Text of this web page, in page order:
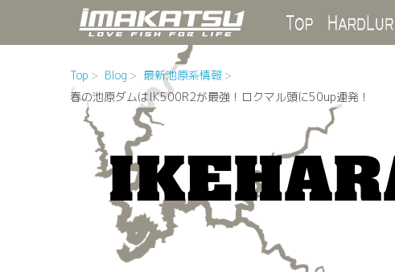
Top
Top Blog
最新池原系情報
春の池原ダムはIK500R2が最強！ロクマル頭に50up連発！